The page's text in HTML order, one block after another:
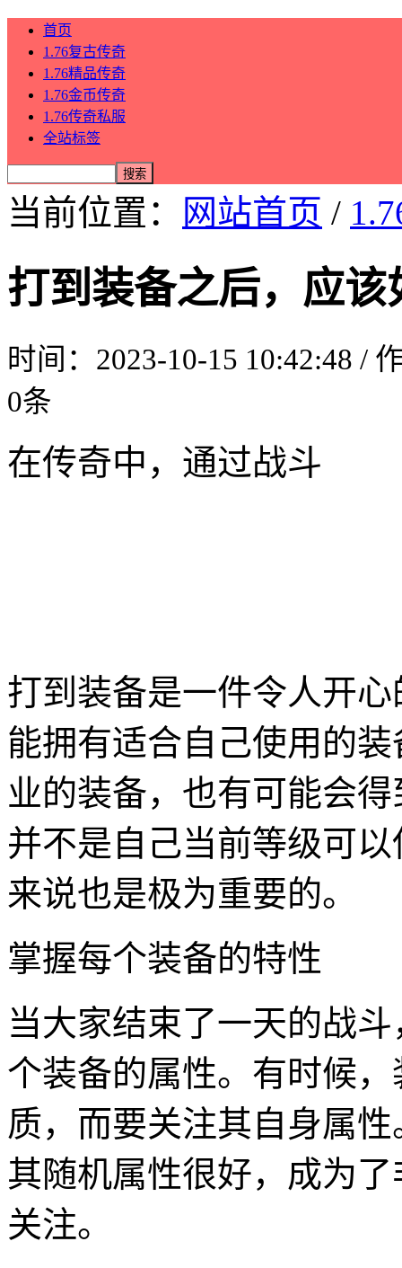
首页
1.76复古传奇
1.76精品传奇
1.76金币传奇
1.76传奇私服
全站标签
当前位置： 网站首页 /
打到装备之后，应该
时间：2023-10-15 10:42:48 /
0条
在传奇中，通过战斗
打到装备是一件令人开
能拥有适合自己使用的
业的装备，也有可能会
并不是自己当前等级可
来说也是极为重要的。
掌握每个装备的特性
当大家结束了一天的战
个装备的属性。有时候
质，而要关注其自身属
其随机属性很好，成为
关注。